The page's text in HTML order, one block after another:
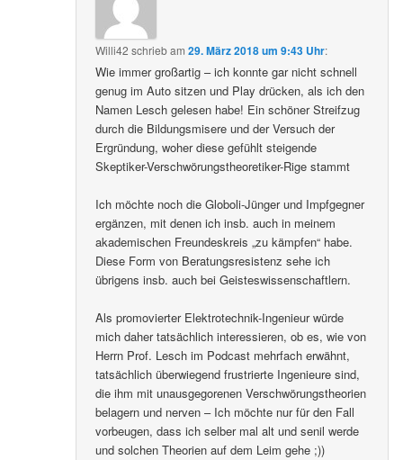
Willi42 schriebam29. März 2018 um 9:43 Uhr:
Wie immer großartig – ich konnte gar nicht schnell
genug im Auto sitzen und Play drücken, als ich den
Namen Lesch gelesen habe! Ein schöner Streifzug
durch die Bildungsmisere und der Versuch der
Ergründung, woher diese gefühlt steigende
Skeptiker-Verschwörungstheoretiker-Rige stammt
Ich möchte noch die Globoli-Jünger und Impfgegner
ergänzen, mit denen ich insb. auch in meinem
akademischen Freundeskreis „zu kämpfen“ habe.
Diese Form von Beratungsresistenz sehe ich
übrigens insb. auch bei Geisteswissenschaftlern.
Als promovierter Elektrotechnik-Ingenieur würde
mich daher tatsächlich interessieren, ob es, wie von
Herrn Prof. Lesch im Podcast mehrfach erwähnt,
tatsächlich überwiegend frustrierte Ingenieure sind,
die ihm mit unausgegorenen Verschwörungstheorien
belagern und nerven – Ich möchte nur für den Fall
vorbeugen, dass ich selber mal alt und senil werde
und solchen Theorien auf dem Leim gehe ;))